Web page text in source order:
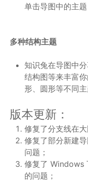
单击导图中的主
多种结构主题
知识兔在导图中
结构图等来丰富
形、圆形等不同
版本更新：
修复了分支线在
修复了部分新建
问题；
修复了 Windows
的问题；